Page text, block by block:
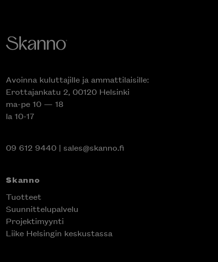
Avoinna kuluttajille ja ammattilaisille:
Erottajankatu 2, 00120 Helsinki
ma-pe 10 — 18
la 10-17
09 612 9440 | sales@skanno.fi
Skanno
Tuotteet
Suunnittelupalvelu
Projektimyynti
Liike Helsingin keskustassa